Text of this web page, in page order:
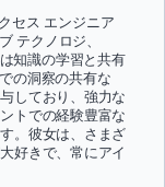
セス エンジニア
テクノロジ、
知識の学習と共有
の洞察の共有な
しており、強力な
トでの経験豊富な
。彼女は、さまざ
好きで、常にアイ